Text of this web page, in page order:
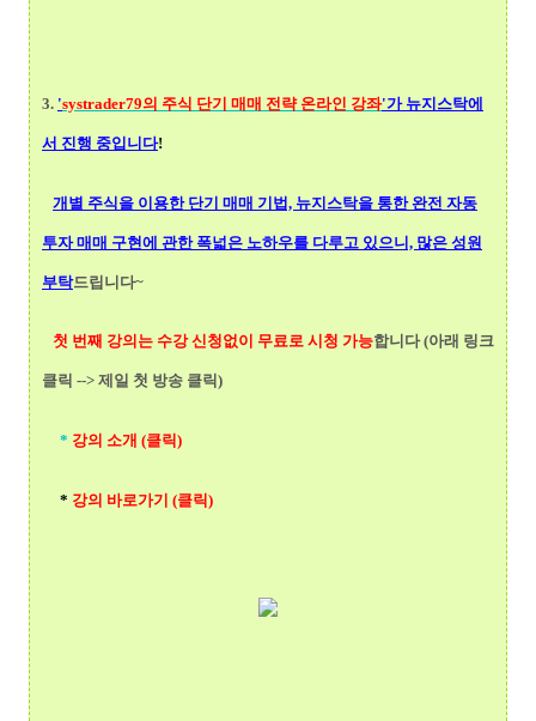
3. 'systrader79의 주식 단기 매매 전략 온라인 강좌'가 뉴지스탁에
서 진행 중입니다!
개별 주식을 이용한 단기 매매 기법, 뉴지스탁을 통한 완전 자동
투자 매매 구현에 관한 폭넓은 노하우를 다루고 있으니, 많은 성원
부탁드립니다~
첫 번째 강의는 수강 신청없이 무료로 시청 가능합니다 (아래 링크
클릭 --> 제일 첫 방송 클릭)
* 강의 소개 (클릭)
* 강의 바로가기 (클릭)